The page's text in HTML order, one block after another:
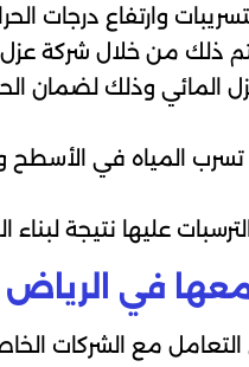
وارتفاع درجات
ذلك من خلال شركة عزل
المائي وذلك لضمان
تسرب المياه في الأسطح
عليها نتيجة لبناء
في الرياض
مع الشركات